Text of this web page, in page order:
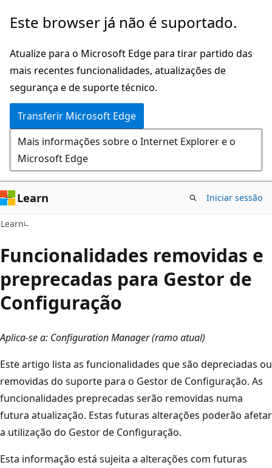
Saltar
o
conteúdo
principal
Este browser já não é suportado.
Atualize para o Microsoft Edge para tirar partido das
mais recentes funcionalidades, atualizações de
segurança e de suporte técnico.
Transferir Microsoft Edge
Mais informações sobre o Internet Explorer e o
Microsoft Edge
Learn Iniciar sessão
Learn
Funcionalidades removidas e
preprecadas para Gestor de
Configuração
Aplica-se a: Configuration Manager (ramo atual)
Este artigo lista as funcionalidades que são depreciadas ou
removidas do suporte para o Gestor de Configuração. As
funcionalidades preprecadas serão removidas numa
futura atualização. Estas futuras alterações poderão afetar
a utilização do Gestor de Configuração.
Esta informação está sujeita a alterações com futuras